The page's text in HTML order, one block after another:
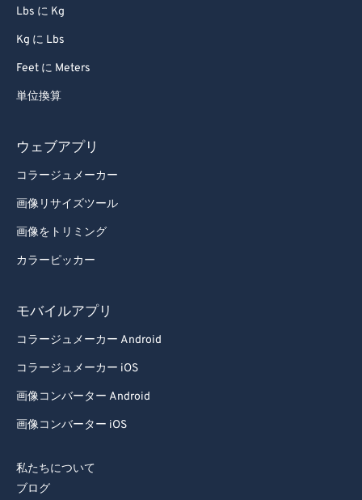
Lbs に Kg
Kg に Lbs
Feet に Meters
単位換算
ウェブアプリ
コラージュメーカー
画像リサイズツール
画像をトリミング
カラーピッカー
モバイルアプリ
コラージュメーカー Android
コラージュメーカー iOS
画像コンバーター Android
画像コンバーター iOS
私たちについて
ブログ